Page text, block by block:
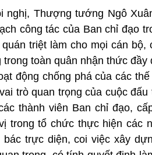
nghị, Thượng tướng Ngô
công tác của Ban chỉ đạo
triệt làm cho mọi cán
trong toàn quân nhận thức
động chống phá của các
trò quan trọng của cuộc
thành viên Ban chỉ đạo,
trong tổ chức thực hiện các
bác trực diện, coi việc xây